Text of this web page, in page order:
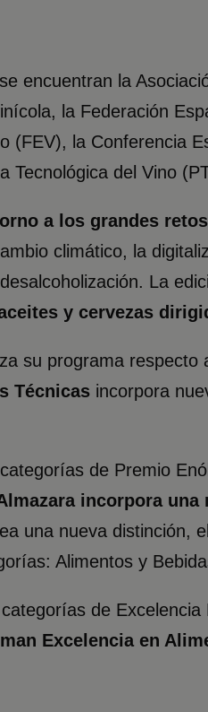
encuentran la
la Federación
(FEV), la Conferencia
Tecnológica del Vino
a los grandes retos
climático, la
La
y cervezas
su programa respecto
Técnicas incorpora
de Premio
incorpora una
una nueva distinción, el
Alimentos y
de Excelencia
Excelencia en